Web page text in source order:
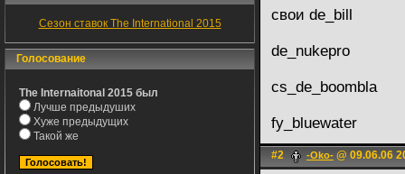
Сезон ставок The International 2015
Голосование
The Internaitonal 2015 был
Лучше предыдуших
Хуже предыдущих
Такой же
свои de_bill
de_nukepro
cs_de_boombla
fy_bluewater
#2 -Oko- @ 09.06.06